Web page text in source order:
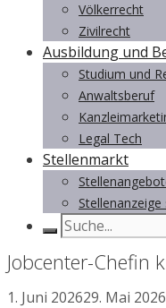
Völkerrecht
Zivilrecht
Ausbildung und
Studium und
Anwaltsberuf
Legal Tech
Stellenmarkt
Stellenanzeige
Jobcenter-Chefin
1. Juni 202629. Mai 2026